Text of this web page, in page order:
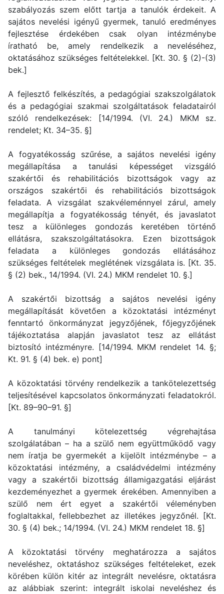
szabályozás szem előtt tartja a tanulók érdekeit. A
sajátos nevelési igényű gyermek, tanuló eredményes
fejlesztése érdekében csak olyan intézménybe
íratható be, amely rendelkezik a neveléséhez,
oktatásához szükséges feltételekkel. [Kt. 30. § (2)-(3)
bek.]
A fejlesztő felkészítés, a pedagógiai szakszolgálatok
és a pedagógiai szakmai szolgáltatások feladatairól
szóló rendelkezések: [14/1994. (VI. 24.) MKM sz.
rendelet; Kt. 34–35. §]
A fogyatékosság szűrése, a sajátos nevelési igény
megállapítása a tanulási képességet vizsgáló
szakértői és rehabilitációs bizottságok vagy az
országos szakértői és rehabilitációs bizottságok
feladata. A vizsgálat szakvéleménnyel zárul, amely
megállapítja a fogyatékosság tényét, és javaslatot
tesz a különleges gondozás keretében történő
ellátásra, szakszolgáltatásokra. Ezen bizottságok
feladata a különleges gondozás ellátásához
szükséges feltételek meglétének vizsgálata is. [Kt. 35.
§ (2) bek., 14/1994. (VI. 24.) MKM rendelet 10. §.]
A szakértői bizottság a sajátos nevelési igény
megállapítását követően a közoktatási intézményt
fenntartó önkormányzat jegyzőjének, főjegyzőjének
tájékoztatása alapján javaslatot tesz az ellátást
biztosító intézményre. [14/1994. MKM rendelet 14. §;
Kt. 91. § (4) bek. e) pont]
A közoktatási törvény rendelkezik a tankötelezettség
teljesítésével kapcsolatos önkormányzati feladatokról.
[Kt. 89–90–91. §]
A tanulmányi kötelezettség végrehajtása
szolgálatában – ha a szülő nem együttműködő vagy
nem íratja be gyermekét a kijelölt intézménybe – a
közoktatási intézmény, a családvédelmi intézmény
vagy a szakértői bizottság államigazgatási eljárást
kezdeményezhet a gyermek érekében. Amennyiben a
szülő nem ért egyet a szakértői véleményben
foglaltakkal, fellebbezhet az illetékes jegyzőnél. [Kt.
30. § (4) bek.; 14/1994. (VI. 24.) MKM rendelet 18. §]
A közoktatási törvény meghatározza a sajátos
neveléshez, oktatáshoz szükséges feltételeket, ezek
körében külön kitér az integrált nevelésre, oktatásra
az alábbiak szerint: integrált iskolai neveléshez és